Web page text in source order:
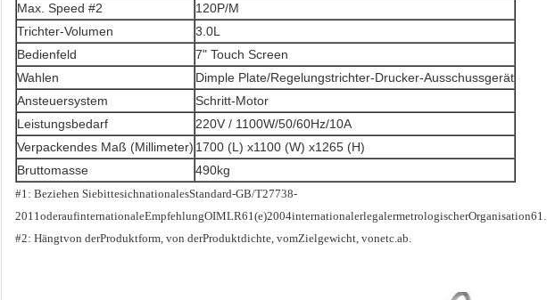
Max. Speed #2
120P/M
Trichter-Volumen
3.0L
Bedienfeld
7" Touch Screen
Wahlen
Dimple Plate/Regelungstrichter-Drucker-Ausschussgerät
Ansteuersystem
Schritt-Motor
Leistungsbedarf
220V / 1100W/50/60Hz/10A
Verpackendes Maß (Millimeter) 1700 (L) x1100 (W) x1265 (H)
Bruttomasse
490kg
#1: Beziehen SiebittesichnationalesStandard-GB/T27738-
2011oderaufinternationaleEmpfehlungOIMLR61(e)2004internationalerlegalermetrologischerOrganisation61.
#2: Hängtvon derProduktform, von derProduktdichte, vomZielgewicht, vonetc.ab.